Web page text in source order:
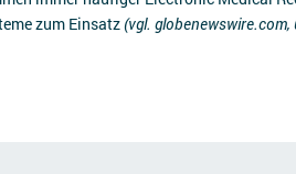
zum Einsatz(vgl. globenewswire.com,